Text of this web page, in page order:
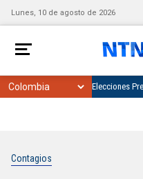
Lunes, 10 de agosto de 2026
Elecciones
Contagios